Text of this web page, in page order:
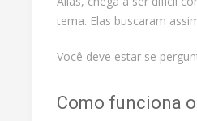
tema. Elas buscaram
Você deve estar se
Como funciona o